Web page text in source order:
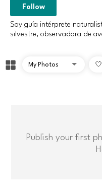
Follow
Soy guía intérprete
silvestre, observadora de
Publish your first